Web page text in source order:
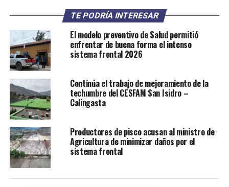
TE PODRÍA INTERESAR
El modelo preventivo de Salud permitió
enfrentar de buena forma el intenso
sistema frontal 2026
Continúa el trabajo de mejoramiento de la
techumbre del CESFAM San Isidro –
Calingasta
Productores de pisco acusan al ministro de
Agricultura de minimizar daños por el
sistema frontal